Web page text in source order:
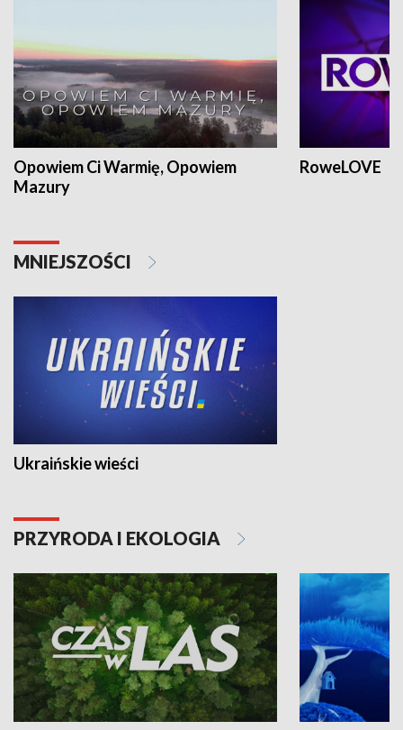
Opowiem Ci Warmię, Opowiem
Mazury
RoweLOVE
MNIEJSZOŚCI
Ukraińskie wieści
PRZYRODA I EKOLOGIA